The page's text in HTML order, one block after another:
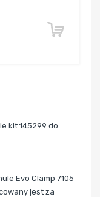
kit 145299 do
Evo Clamp 7105
jest za